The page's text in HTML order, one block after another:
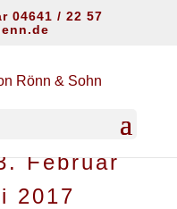
04641 / 22 57
Februar
2017